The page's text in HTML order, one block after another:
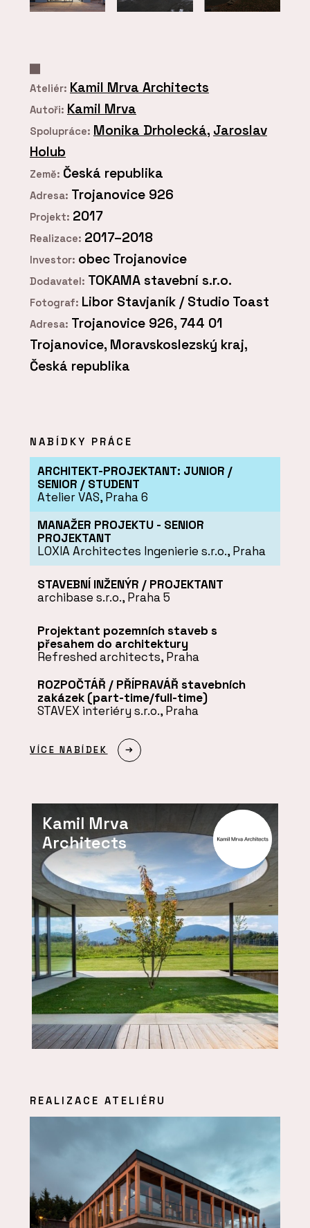
Ateliér: Kamil Mrva Architects
Autoři: Kamil Mrva
Spolupráce: Monika Drholecká, Jaroslav
Holub
Země: Česká republika
Adresa: Trojanovice 926
Projekt: 2017
Realizace: 2017–2018
Investor: obec Trojanovice
Dodavatel: TOKAMA stavební s.r.o.
Fotograf: Libor Stavjaník / Studio Toast
Adresa: Trojanovice 926, 744 01
Trojanovice, Moravskoslezský kraj,
Česká republika
NABÍDKY PRÁCE
ARCHITEKT-PROJEKTANT: JUNIOR /
SENIOR / STUDENT
Atelier VAS, Praha 6
MANAŽER PROJEKTU - SENIOR
PROJEKTANT
LOXIA Architectes Ingenierie s.r.o., Praha
STAVEBNÍ INŽENÝR / PROJEKTANT
archibase s.r.o., Praha 5
Projektant pozemních staveb s
přesahem do architektury
Refreshed architects, Praha
ROZPOČTÁŘ / PŘÍPRAVÁŘ stavebních
zakázek (part-time/full-time)
STAVEX interiéry s.r.o., Praha
VÍCE NABÍDEK
Kamil Mrva
Architects
REALIZACE ATELIÉRU